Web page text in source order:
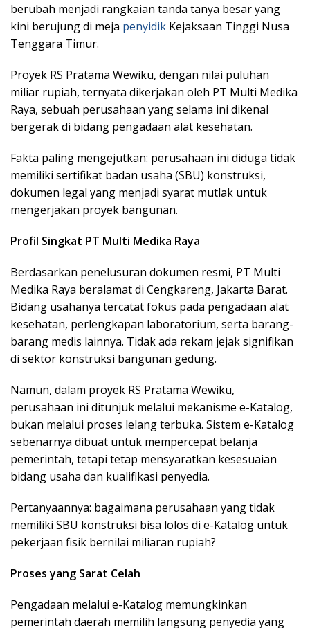
berubah menjadi rangkaian tanda tanya besar yang
kini berujung di meja penyidik Kejaksaan Tinggi Nusa
Tenggara Timur.
Proyek RS Pratama Wewiku, dengan nilai puluhan
miliar rupiah, ternyata dikerjakan oleh PT Multi Medika
Raya, sebuah perusahaan yang selama ini dikenal
bergerak di bidang pengadaan alat kesehatan.
Fakta paling mengejutkan: perusahaan ini diduga tidak
memiliki sertifikat badan usaha (SBU) konstruksi,
dokumen legal yang menjadi syarat mutlak untuk
mengerjakan proyek bangunan.
Profil Singkat PT Multi Medika Raya
Berdasarkan penelusuran dokumen resmi, PT Multi
Medika Raya beralamat di Cengkareng, Jakarta Barat.
Bidang usahanya tercatat fokus pada pengadaan alat
kesehatan, perlengkapan laboratorium, serta barang-
barang medis lainnya. Tidak ada rekam jejak signifikan
di sektor konstruksi bangunan gedung.
Namun, dalam proyek RS Pratama Wewiku,
perusahaan ini ditunjuk melalui mekanisme e-Katalog,
bukan melalui proses lelang terbuka. Sistem e-Katalog
sebenarnya dibuat untuk mempercepat belanja
pemerintah, tetapi tetap mensyaratkan kesesuaian
bidang usaha dan kualifikasi penyedia.
Pertanyaannya: bagaimana perusahaan yang tidak
memiliki SBU konstruksi bisa lolos di e-Katalog untuk
pekerjaan fisik bernilai miliaran rupiah?
Proses yang Sarat Celah
Pengadaan melalui e-Katalog memungkinkan
pemerintah daerah memilih langsung penyedia yang